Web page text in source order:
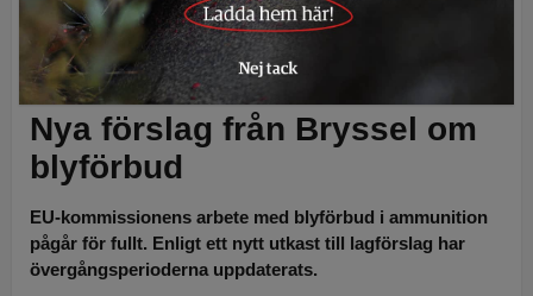
För kulammunition görs justeringar i övergångsperioden, men förslaget
om när totalt blyförbud i hagelammunition träder i kraft ligger kvar. Foto:
Per Jonson
Nya förslag från Bryssel om
blyförbud
EU-kommissionens arbete med blyförbud i ammunition
pågår för fullt. Enligt ett nytt utkast till lagförslag har
övergångsperioderna uppdaterats.